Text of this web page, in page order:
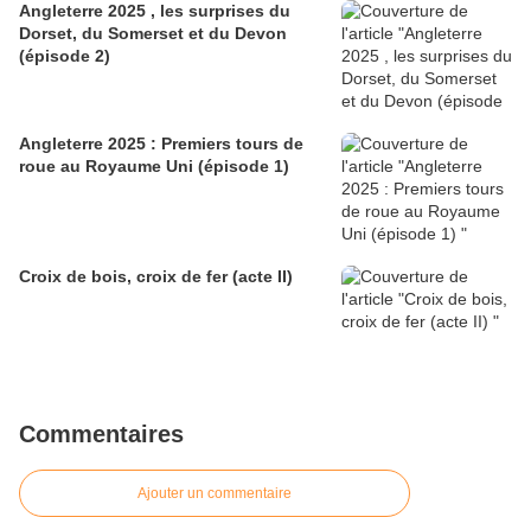
Angleterre 2025 , les surprises du
Dorset, du Somerset et du Devon
(épisode 2)
Angleterre 2025 : Premiers tours de
roue au Royaume Uni (épisode 1)
Croix de bois, croix de fer (acte II)
Commentaires
Ajouter un commentaire